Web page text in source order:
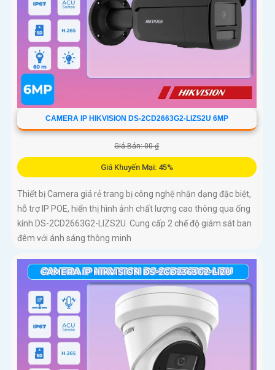
CAMERA IP HIKVISION DS-2CD2663G2-LIZS2U 6MP
Giá Bán: 00 ₫
Giá Khuyến Mại: 45%
Thiết bị Camera giá rẻ trang bị công nghệ nhận dạng đặc biệt,
hỗ trợ IP POE, hiển thị hình ảnh chất lượng cao thông qua ống
kính DS-2CD2663G2-LIZS2U. Cung cấp 2 chế độ giám sát ban
đêm với ánh sáng thông minh